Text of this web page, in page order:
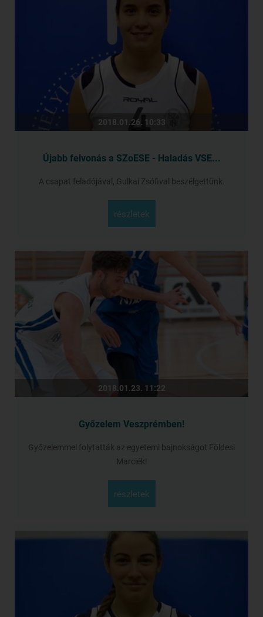
2018.01.26. 10:33
Újabb felvonás a SZoESE - Haladás VSE...
A csapat feladójával, Gulkai Zsófival beszélgettünk.
részletek
2018.01.23. 11:22
Győzelem Veszprémben!
Győzelemmel folytatták az egyetemi bajnokságot Földesi
Marciék!
részletek